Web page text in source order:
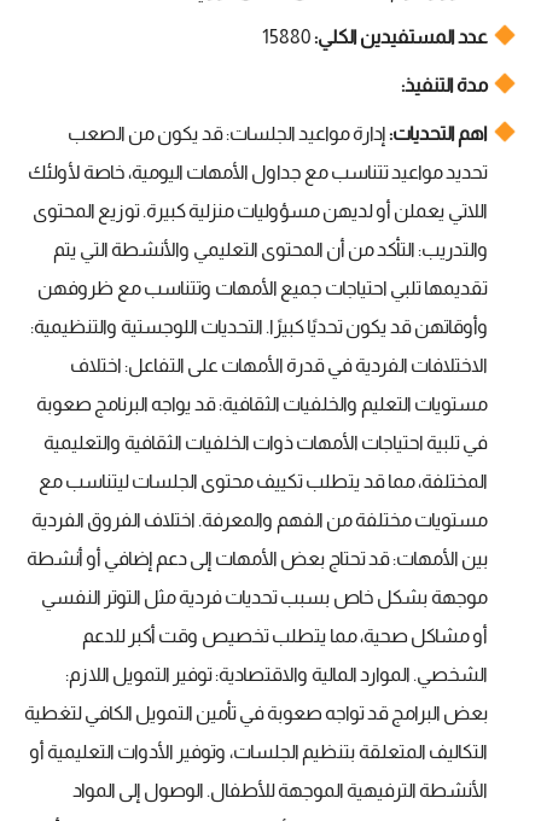
عدد المستفيدين الكلي: 15880
مدة التنفيذ:
اهم التحديات: إدارة مواعيد الجلسات: قد يكون من الصعب
تحديد مواعيد تتناسب مع جداول الأمهات اليومية، خاصة لأولئك
اللاتي يعملن أو لديهن مسؤوليات منزلية كبيرة. توزيع المحتوى
والتدريب: التأكد من أن المحتوى التعليمي والأنشطة التي يتم
تقديمها تلبي احتياجات جميع الأمهات وتتناسب مع ظروفهن
وأوقاتهن قد يكون تحديًا كبيرًا. التحديات اللوجستية والتنظيمية:
الاختلافات الفردية في قدرة الأمهات على التفاعل: اختلاف
مستويات التعليم والخلفيات الثقافية: قد يواجه البرنامج صعوبة
في تلبية احتياجات الأمهات ذوات الخلفيات الثقافية والتعليمية
المختلفة، مما قد يتطلب تكييف محتوى الجلسات ليتناسب مع
مستويات مختلفة من الفهم والمعرفة. اختلاف الفروق الفردية
بين الأمهات: قد تحتاج بعض الأمهات إلى دعم إضافي أو أنشطة
موجهة بشكل خاص بسبب تحديات فردية مثل التوتر النفسي
أو مشاكل صحية، مما يتطلب تخصيص وقت أكبر للدعم
الشخصي. الموارد المالية والاقتصادية: توفير التمويل اللازم:
بعض البرامج قد تواجه صعوبة في تأمين التمويل الكافي لتغطية
التكاليف المتعلقة بتنظيم الجلسات، وتوفير الأدوات التعليمية أو
الأنشطة الترفيهية الموجهة للأطفال. الوصول إلى المواد